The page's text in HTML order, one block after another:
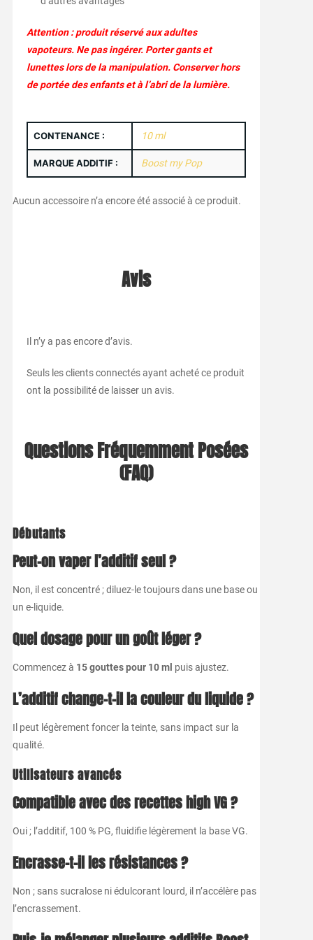
Attention : produit réservé aux adultes
vapoteurs. Ne pas ingérer. Porter gants et
lunettes lors de la manipulation. Conserver hors
de portée des enfants et à l’abri de la lumière.
CONTENANCE : 10 ml
MARQUE ADDITIF : Boost my Pop
Aucun accessoire n’a encore été associé à ce produit.
Avis
Il n’y a pas encore d’avis.
Seuls les clients connectés ayant acheté ce produit
ont la possibilité de laisser un avis.
Questions Fréquemment Posées
(FAQ)
Débutants
Peut-on vaper l’additif seul ?
Non, il est concentré ; diluez-le toujours dans une base ou
un e-liquide.
Quel dosage pour un goût léger ?
Commencez à 15 gouttes pour 10 ml puis ajustez.
L’additif change-t-il la couleur du liquide ?
Il peut légèrement foncer la teinte, sans impact sur la
qualité.
Utilisateurs avancés
Compatible avec des recettes high VG ?
Oui ; l’additif, 100 % PG, fluidifie légèrement la base VG.
Encrasse-t-il les résistances ?
Non ; sans sucralose ni édulcorant lourd, il n’accélère pas
l’encrassement.